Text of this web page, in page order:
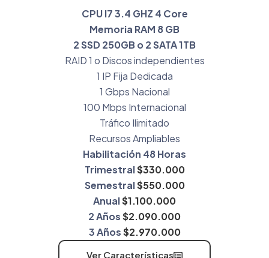
CPU I7 3.4 GHZ 4 Core
Memoria RAM 8 GB
2 SSD 250GB o 2 SATA 1TB
RAID 1 o Discos independientes
1 IP Fija Dedicada
1 Gbps Nacional
100 Mbps Internacional
Tráfico Ilimitado
Recursos Ampliables
Habilitación 48 Horas
Trimestral$330.000
Semestral$550.000
Anual$1.100.000
2 Años$2.090.000
3 Años$2.970.000
Ver Características